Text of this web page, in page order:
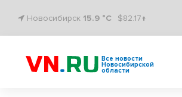
Новосибирск 15.9 °C $82.17↑
Все новости
Новосибирской
области